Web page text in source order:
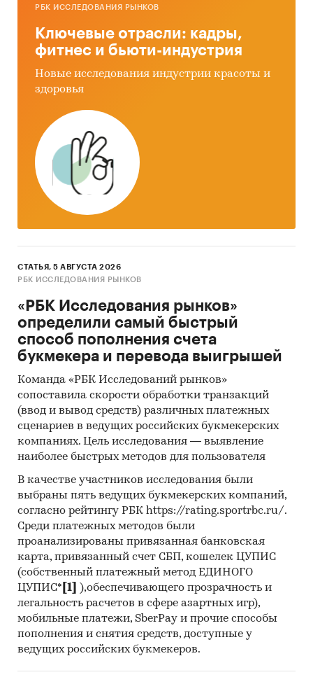
РБК ИССЛЕДОВАНИЯ РЫНКОВ
Ключевые отрасли: кадры,
фитнес и бьюти-индустрия
Новые исследования индустрии красоты и
здоровья
СТАТЬЯ, 5 АВГУСТА 2026
РБК ИССЛЕДОВАНИЯ РЫНКОВ
«РБК Исследования рынков»
определили самый быстрый
способ пополнения счета
букмекера и перевода выигрышей
Команда «РБК Исследований рынков»
сопоставила скорости обработки транзакций
(ввод и вывод средств) различных платежных
сценариев в ведущих российских букмекерских
компаниях. Цель исследования — выявление
наиболее быстрых методов для пользователя
В качестве участников исследования были
выбраны пять ведущих букмекерских компаний,
согласно рейтингу РБК https://rating.sportrbc.ru/.
Среди платежных методов были
проанализированы привязанная банковская
карта, привязанный счет СБП, кошелек ЦУПИС
(собственный платежный метод ЕДИНОГО
ЦУПИС* [1]
),обеспечивающего прозрачность и
легальность расчетов в сфере азартных игр),
мобильные платежи, SberPay и прочие способы
пополнения и снятия средств, доступные у
ведущих российских букмекеров.